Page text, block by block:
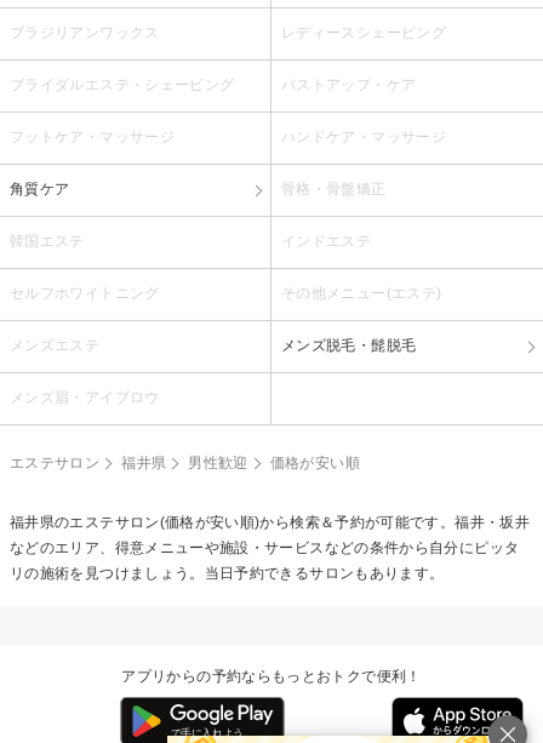
ブラジリアンワックス レディースシェービング
ブライダルエステ・シェービング バストアップ・ケア
フットケア・マッサージ ハンドケア・マッサージ
角質ケア 骨格・骨盤矯正
韓国エステ インドエステ
セルフホワイトニング その他メニュー(エステ)
メンズエステ メンズ脱毛・髭脱毛
メンズ眉・アイブロウ
エステサロン 福井県 男性歓迎 価格が安い順
福井県のエステサロン(価格が安い順)から検索＆予約が可能です。福井・坂井
などのエリア、得意メニューや施設・サービスなどの条件から自分にピッタ
リの施術を見つけましょう。当日予約できるサロンもあります。
アプリからの予約ならもっとおトクで便利！